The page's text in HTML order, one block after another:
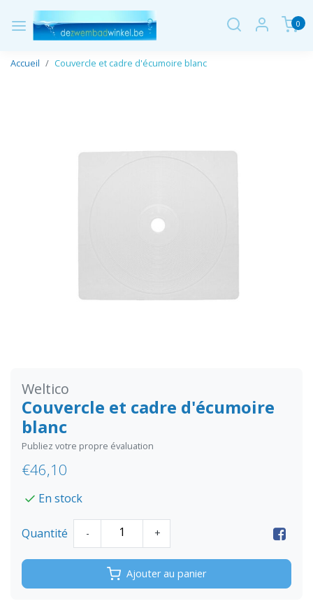
0
Accueil Couvercle et cadre d'écumoire blanc
Weltico
Couvercle et cadre d'écumoire
blanc
Publiez votre propre évaluation
€46,10
En stock
Quantité - +
Ajouter au panier